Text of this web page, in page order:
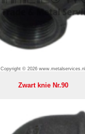
Copyright © 2026 www.metalservices.nl
Zwart knie Nr.90